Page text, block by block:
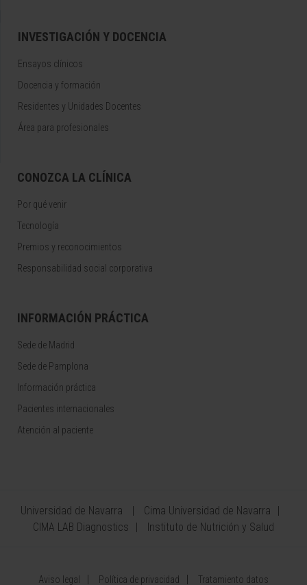
INVESTIGACIÓN Y DOCENCIA
Ensayos clínicos
Docencia y formación
Residentes y Unidades Docentes
Área para profesionales
CONOZCA LA CLÍNICA
Por qué venir
Tecnología
Premios y reconocimientos
Responsabilidad social corporativa
INFORMACIÓN PRÁCTICA
Sede de Madrid
Sede de Pamplona
Información práctica
Pacientes internacionales
Atención al paciente
Universidad de Navarra
Cima Universidad de Navarra
CIMA LAB Diagnostics
Instituto de Nutrición y Salud
Aviso legal Política de privacidad Tratamiento datos